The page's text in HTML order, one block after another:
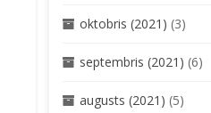
oktobris (2021) (3)
septembris (2021) (6)
augusts (2021) (5)